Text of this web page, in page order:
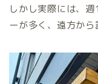
しかし実際には、
ーが多く、遠方から